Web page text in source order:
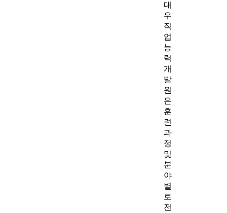
대
우
직
업
능
력
개
발
원
은
훈
련
과
정
및
분
야
별
로
전